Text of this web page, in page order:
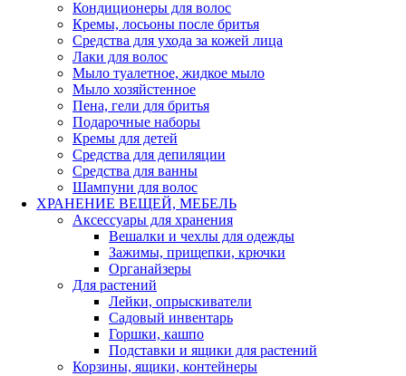
Кондиционеры для волос
Кремы, лосьоны после бритья
Средства для ухода за кожей лица
Лаки для волос
Мыло туалетное, жидкое мыло
Мыло хозяйстенное
Пена, гели для бритья
Подарочные наборы
Кремы для детей
Средства для депиляции
Средства для ванны
Шампуни для волос
ХРАНЕНИЕ ВЕЩЕЙ, МЕБЕЛЬ
Аксессуары для хранения
Вешалки и чехлы для одежды
Зажимы, прищепки, крючки
Органайзеры
Для растений
Лейки, опрыскиватели
Садовый инвентарь
Горшки, кашпо
Подставки и ящики для растений
Корзины, ящики, контейнеры